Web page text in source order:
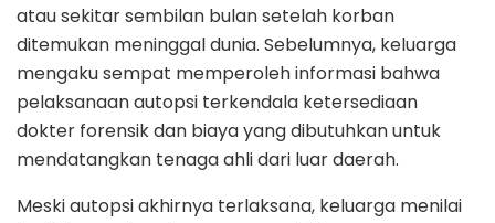
atau sekitar sembilan bulan setelah korban
ditemukan meninggal dunia. Sebelumnya, keluarga
mengaku sempat memperoleh informasi bahwa
pelaksanaan autopsi terkendala ketersediaan
dokter forensik dan biaya yang dibutuhkan untuk
mendatangkan tenaga ahli dari luar daerah.
Meski autopsi akhirnya terlaksana, keluarga menilai